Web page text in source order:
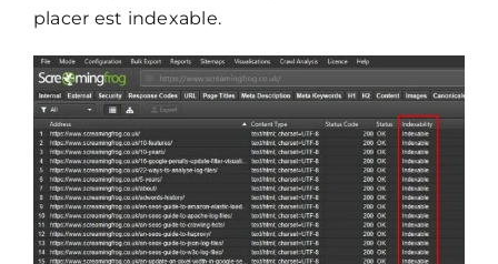
placer est indexable.